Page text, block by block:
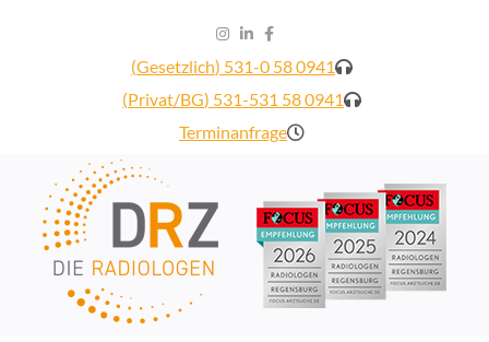
0941 58 531-0 (Gesetzlich)
0941 58 531-531 (Privat/BG)
Terminanfrage